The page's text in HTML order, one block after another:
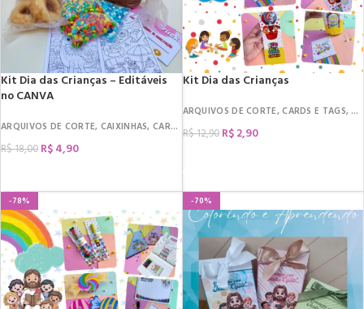
Kit Dia das Crianças – Editáveis
no CANVA
ARQUIVOS DE CORTE, CAIXINHAS, CARDS E TAGS , DATAS COMEMORATIVAS
R$18,00 R$4,90
Kit Dia das Crianças
ARQUIVOS DE CORTE,CARDS E TAGS,
R$12,90 R$2,90
-78% -70%